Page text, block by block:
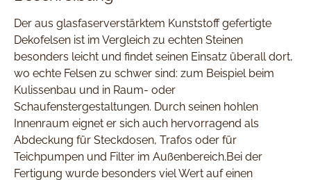
Der aus glasfaserverstärktem Kunststoff gefertigte
Dekofelsen ist im Vergleich zu echten Steinen
besonders leicht und findet seinen Einsatz überall dort,
wo echte Felsen zu schwer sind: zum Beispiel beim
Kulissenbau und in Raum- oder
Schaufenstergestaltungen. Durch seinen hohlen
Innenraum eignet er sich auch hervorragend als
Abdeckung für Steckdosen, Trafos oder für
Teichpumpen und Filter im Außenbereich.Bei der
Fertigung wurde besonders viel Wert auf einen